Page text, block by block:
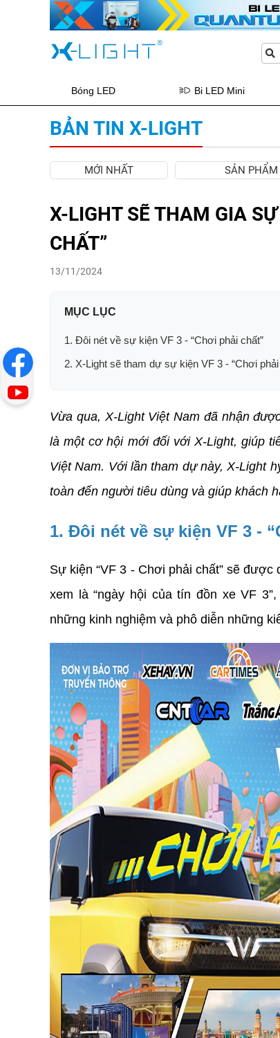
Bóng LED Bi LED Mini
BẢN TIN X-LIGHT
MỚI NHẤT SẢN PHẨM
X-LIGHT SẼ THAM GIA
CHẤT”
13/11/2024
MỤC LỤC
1. Đôi nét về sự kiện VF 3 - “Chơi phải chất”
2. X-Light sẽ tham dự sự kiện VF 3 - “Chơi phải
Vừa qua, X-Light Việt Nam đã nhận
là một cơ hội mới đối với X-Light, giúp
Việt Nam. Với lần tham dự này, X-Light
toàn đến người tiêu dùng và giúp khách
1. Đôi nét về sự kiện VF 3 -
Sự kiện “VF 3 - Chơi phải chất” sẽ
xem là “ngày hội của tín đồn xe VF
những kinh nghiệm và phô diễn những